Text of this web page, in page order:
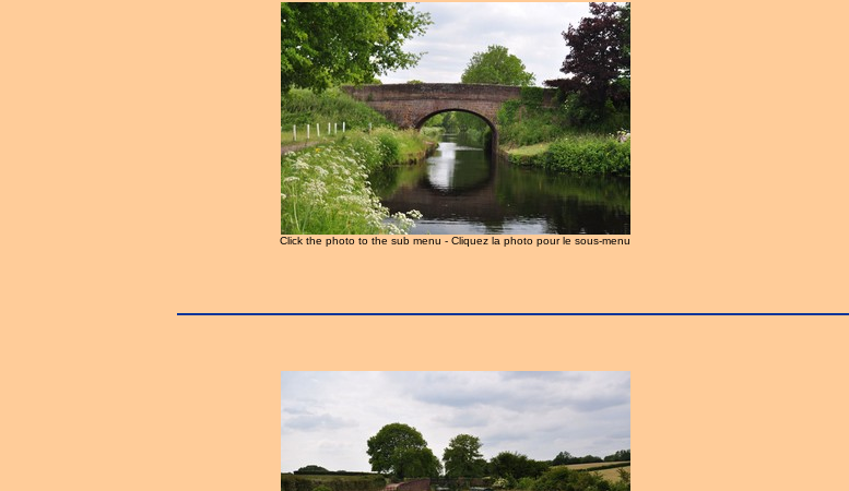
Click the photo to the sub menu - Cliquez la photo pour le sous-menu